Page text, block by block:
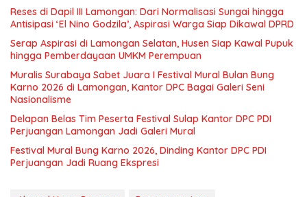
Reses di Dapil III Lamongan: Dari Normalisasi Sungai hingga
Antisipasi ‘El Nino Godzila’, Aspirasi Warga Siap Dikawal DPRD
Serap Aspirasi di Lamongan Selatan, Husen Siap Kawal Pupuk
hingga Pemberdayaan UMKM Perempuan
Muralis Surabaya Sabet Juara I Festival Mural Bulan Bung
Karno 2026 di Lamongan, Kantor DPC Bagai Galeri Seni
Nasionalisme
Delapan Belas Tim Peserta Festival Sulap Kantor DPC PDI
Perjuangan Lamongan Jadi Galeri Mural
Festival Mural Bung Karno 2026, Dinding Kantor DPC PDI
Perjuangan Jadi Ruang Ekspresi